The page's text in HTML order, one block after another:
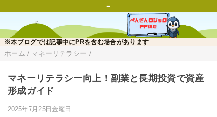
=
※本ブログでは記事中にPRを含む場合があります
ホーム / マネーリテラシー /
マネーリテラシー向上！副業と長期投資で資産
形成ガイド
2025年7月25日金曜日